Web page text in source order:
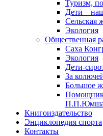
Туризм,
Дети –
Сельская
Экология
Общественная
Саха
Экология
Дети-
За
Большое
Помощник
Книгоиздательство
Энциклопедия спорта
Контакты